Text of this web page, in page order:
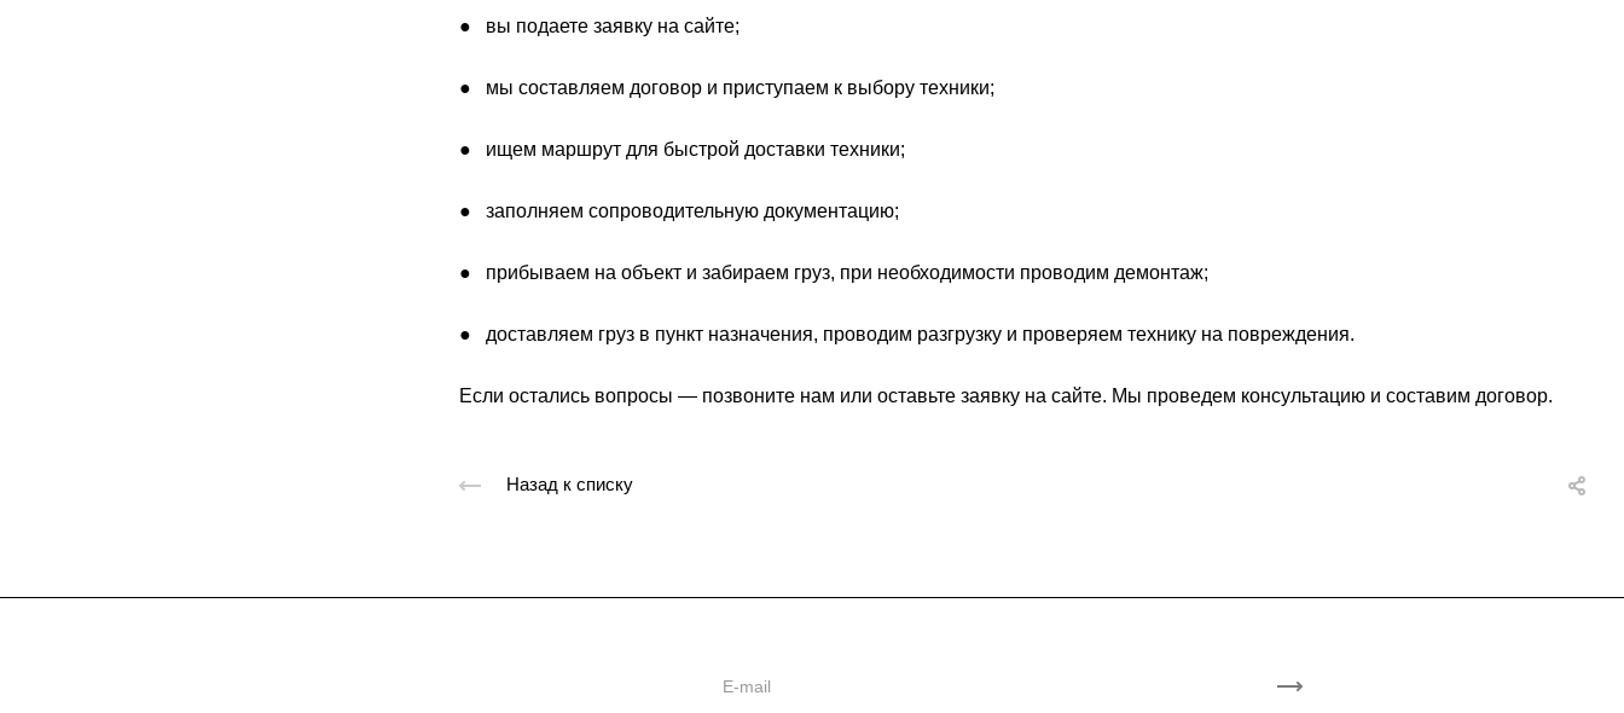
● вы подаете заявку на сайте;
● мы составляем договор и приступаем к выбору техники;
● ищем маршрут для быстрой доставки техники;
● заполняем сопроводительную документацию;
● прибываем на объект и забираем груз, при необходимости проводим демонтаж;
● доставляем груз в пункт назначения, проводим разгрузку и проверяем технику на повреждения.
Если остались вопросы — позвоните нам или оставьте заявку на сайте. Мы проведем консультацию и составим договор.
Назад к списку